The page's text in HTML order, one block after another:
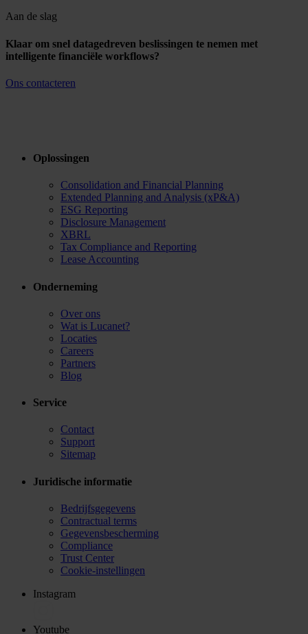
Aan de slag
Klaar om snel datagedreven beslissingen te nemen met
intelligente financiële workflows?
Ons contacteren
Oplossingen
Consolidation and Financial Planning
Extended Planning and Analysis (xP&A)
ESG Reporting
Disclosure Management
XBRL
Tax Compliance and Reporting
Lease Accounting
Onderneming
Over ons
Wat is Lucanet?
Locaties
Careers
Partners
Blog
Service
Contact
Support
Sitemap
Juridische informatie
Bedrijfsgegevens
Contractual terms
Gegevensbescherming
Compliance
Trust Center
Cookie-instellingen
Instagram
Youtube